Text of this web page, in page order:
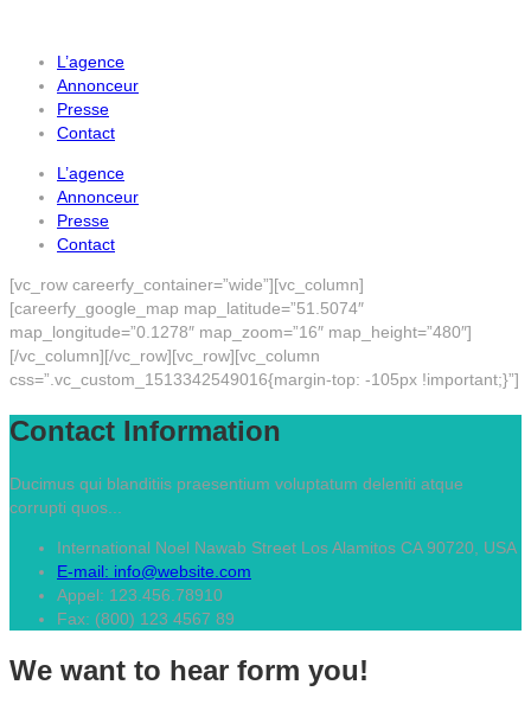
L’agence
Annonceur
Presse
Contact
L’agence
Annonceur
Presse
Contact
[vc_row careerfy_container=”wide”][vc_column]
[careerfy_google_map map_latitude=”51.5074″
map_longitude=”0.1278″ map_zoom=”16″ map_height=”480″]
[/vc_column][/vc_row][vc_row][vc_column
css=”.vc_custom_1513342549016{margin-top: -105px !important;}”]
Contact Information
Ducimus qui blanditiis praesentium voluptatum deleniti atque
corrupti quos...
International Noel Nawab Street Los Alamitos CA 90720, USA
E-mail: info@website.com
Appel: 123.456.78910
Fax: (800) 123 4567 89
We want to hear form you!